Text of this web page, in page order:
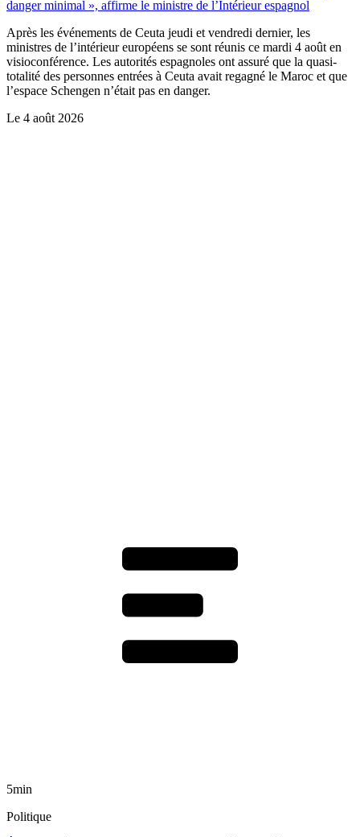
danger minimal », affirme le ministre de l’Intérieur espagnol
Après les événements de Ceuta jeudi et vendredi dernier, les
ministres de l’intérieur européens se sont réunis ce mardi 4 août en
visioconférence. Les autorités espagnoles ont assuré que la quasi-
totalité des personnes entrées à Ceuta avait regagné le Maroc et que
l’espace Schengen n’était pas en danger.
Le 4 août 2026
5min
Politique